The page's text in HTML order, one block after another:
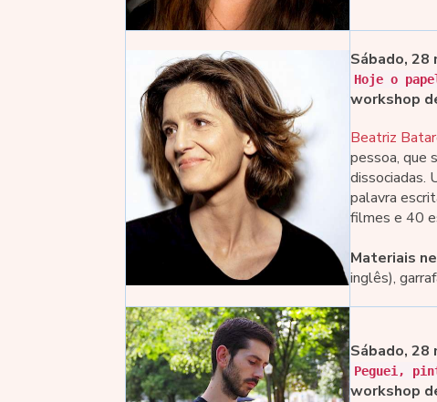
Sábado, 28
Hoje o
workshop
Beatriz
pessoa, que
dissociadas.
palavra
filmes e 40
Materiais
inglês),
Sábado, 28
Peguei,
workshop